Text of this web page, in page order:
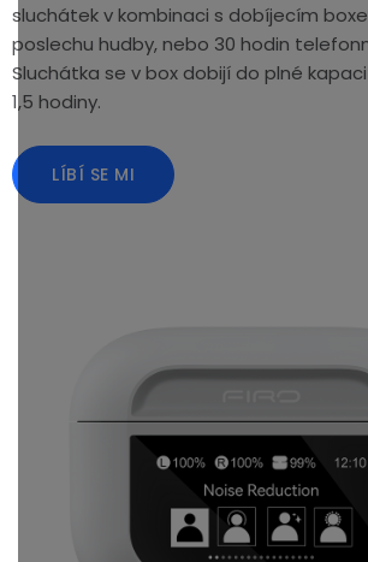
sluchátek v kombinaci s dobíjecím
poslechu hudby, nebo 30 hodin
Sluchátka se v box dobijí do plné
1,5 hodiny.
LÍBÍ SE MI